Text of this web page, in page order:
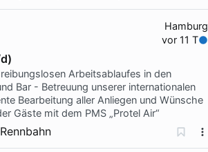
Hamburg
vor 11 T
Arbeitsablaufes in den
Bar - Betreuung unserer internationalen
Bearbeitung aller Anliegen und Wünsche
Gäste mit dem PMS „Protel Air“